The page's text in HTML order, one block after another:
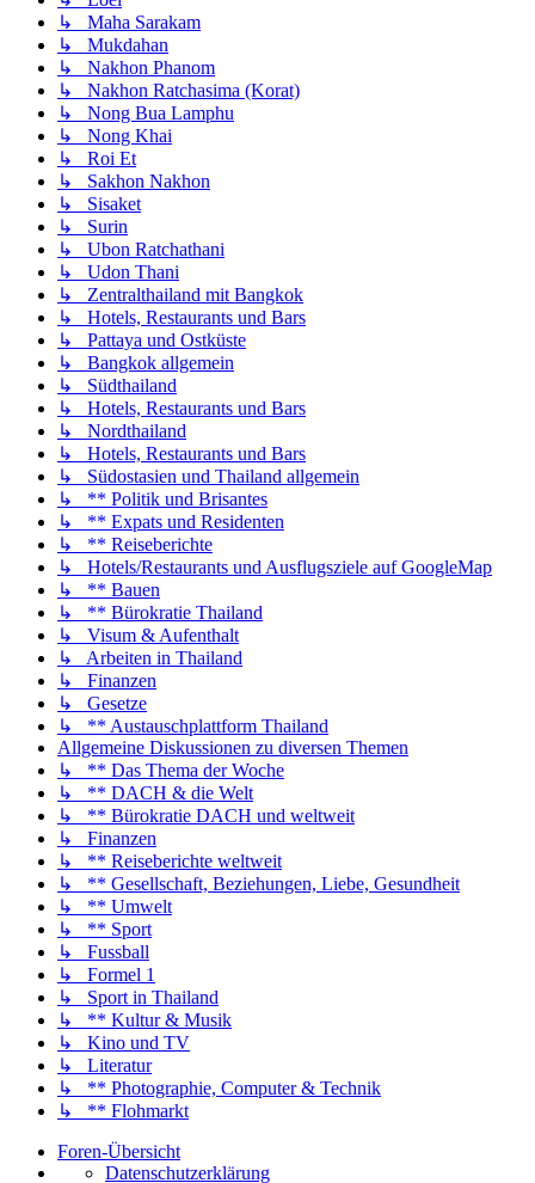
↳ Maha Sarakam
↳ Mukdahan
↳ Nakhon Phanom
↳ Nakhon Ratchasima (Korat)
↳ Nong Bua Lamphu
↳ Nong Khai
↳ Roi Et
↳ Sakhon Nakhon
↳ Sisaket
↳ Surin
↳ Ubon Ratchathani
↳ Udon Thani
↳ Zentralthailand mit Bangkok
↳ Hotels, Restaurants und Bars
↳ Pattaya und Ostküste
↳ Bangkok allgemein
↳ Südthailand
↳ Hotels, Restaurants und Bars
↳ Nordthailand
↳ Hotels, Restaurants und Bars
↳ Südostasien und Thailand allgemein
↳ ** Politik und Brisantes
↳ ** Expats und Residenten
↳ ** Reiseberichte
↳ Hotels/Restaurants und Ausflugsziele auf GoogleMap
↳ ** Bauen
↳ ** Bürokratie Thailand
↳ Visum & Aufenthalt
↳ Arbeiten in Thailand
↳ Finanzen
↳ Gesetze
↳ ** Austauschplattform Thailand
Allgemeine Diskussionen zu diversen Themen
↳ ** Das Thema der Woche
↳ ** DACH & die Welt
↳ ** Bürokratie DACH und weltweit
↳ Finanzen
↳ ** Reiseberichte weltweit
↳ ** Gesellschaft, Beziehungen, Liebe, Gesundheit
↳ ** Umwelt
↳ ** Sport
↳ Fussball
↳ Formel 1
↳ Sport in Thailand
↳ ** Kultur & Musik
↳ Kino und TV
↳ Literatur
↳ ** Photographie, Computer & Technik
↳ ** Flohmarkt
Foren-Übersicht
Datenschutzerklärung